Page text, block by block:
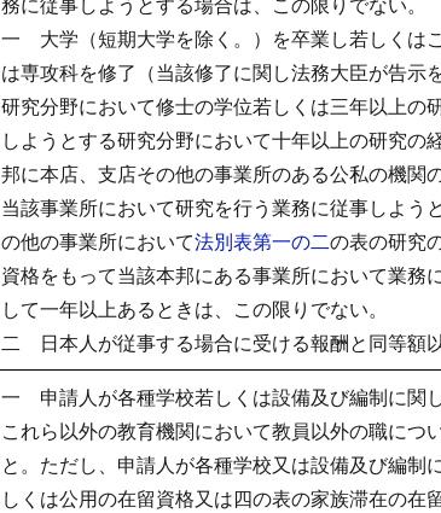
一 大学（短期大学を除く。）を卒業し若しくは
は専攻科を修了（当該修了に関し法務大臣が告
研究分野において修士の学位若しくは三年以上
しようとする研究分野において十年以上の研究
邦に本店、支店その他の事業所のある公私の機関
当該事業所において研究を行う業務に従事しよ
の他の事業所において法別表第一の二の表の研究
資格をもって当該本邦にある事業所において業
して一年以上あるときは、この限りでない。
二 日本人が従事する場合に受ける報酬と同等額
一 申請人が各種学校若しくは設備及び編制に関
これら以外の教育機関において教員以外の職に
と。ただし、申請人が各種学校又は設備及び編制
しくは公用の在留資格又は四の表の家族滞在の